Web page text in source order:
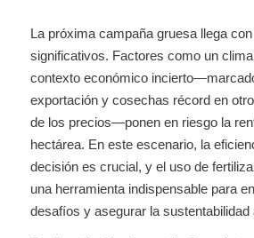
La próxima campaña gruesa llega
significativos. Factores como un
contexto económico
exportación y cosechas récord en
de los precios—ponen en riesgo la
hectárea. En este escenario, la
decisión es crucial, y el uso de
una herramienta indispensable para
desafíos y asegurar la sustentabilidad